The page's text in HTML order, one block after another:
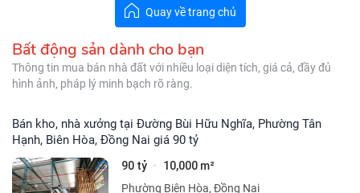
Quay về trang chủ
Bất động sản dành cho bạn
Thông tin mua bán nhà đất với nhiều loại diện tích, giá cả, đầy đủ
hình ảnh, pháp lý minh bạch rõ ràng.
Bán kho, nhà xưởng tại Đường Bùi Hữu Nghĩa, Phường Tân
Hạnh, Biên Hòa, Đồng Nai giá 90 tỷ
90 tỷ · 10,000 m²
Phường Biên Hòa, Đồng Nai